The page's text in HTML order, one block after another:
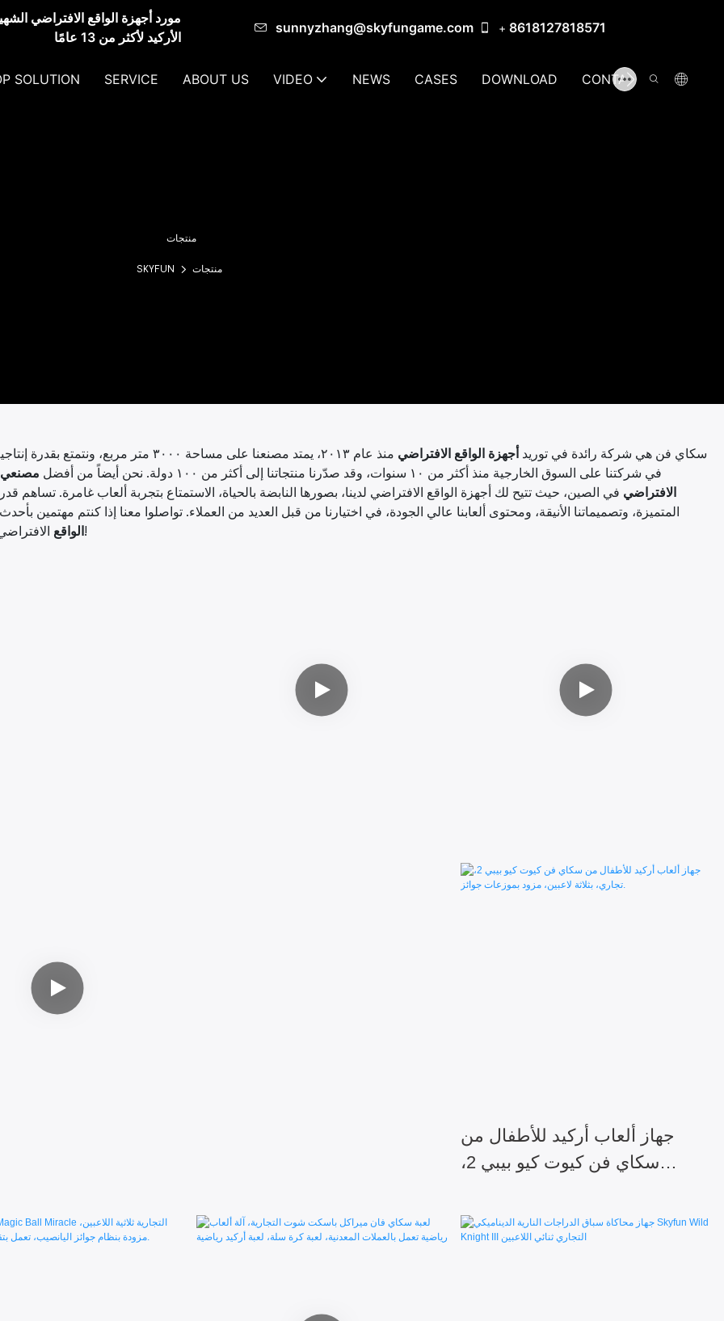
الأركيد لأكثر من 13 عامًا
sunnyzhang@skyfungame.com +8618127818571
SOLUTION SERVICE ABOUT US VIDEO NEWS CASES DOWNLOAD CONTACT US
منتجات
SKYFUN منتجات
سكاي فن هي شركة رائدة في توريد أجهزة الواقع الافتراضي
منذ عام ٢٠١٣، يمتد مصنعنا على مساحة ٣٠٠٠ متر مربع،
في شركتنا على السوق الخارجية منذ أكثر من ١٠ سنوات، وقد صدّرنا منتجاتنا إلى أكثر من ١٠٠ دولة. نحن أيضاً من أفضل
مصنعي
الافتراضي في الصين، حيث تتيح لك أجهزة الواقع الافتراضي لدينا، بصورها النابضة بالحياة، الاستمتاع بتجربة ألعاب غامرة. تساهم
المتميزة، وتصميماتنا الأنيقة، ومحتوى ألعابنا عالي الجودة، في اختيارنا من قبل العديد من العملاء. تواصلوا معنا إذا كنتم مهتمين بأحدث
الواقعالافتراضي الرائجة لدينا!
جهاز ألعاب أركيد للأطفال من
سكاي فن كيوت كيو بيبي 2،
بموزعات جوائز.